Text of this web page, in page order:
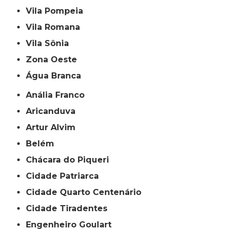
Vila Pompeia
Vila Romana
Vila Sônia
Zona Oeste
Água Branca
Anália Franco
Aricanduva
Artur Alvim
Belém
Chácara do Piqueri
Cidade Patriarca
Cidade Quarto Centenário
Cidade Tiradentes
Engenheiro Goulart